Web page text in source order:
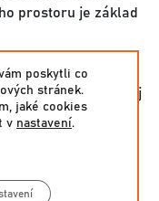
prostoru je základ
roštem a
spojit obývací pokoj
oživující
Designéři i
patří
poskytli co
stránek.
jaké cookies
v nastavení.